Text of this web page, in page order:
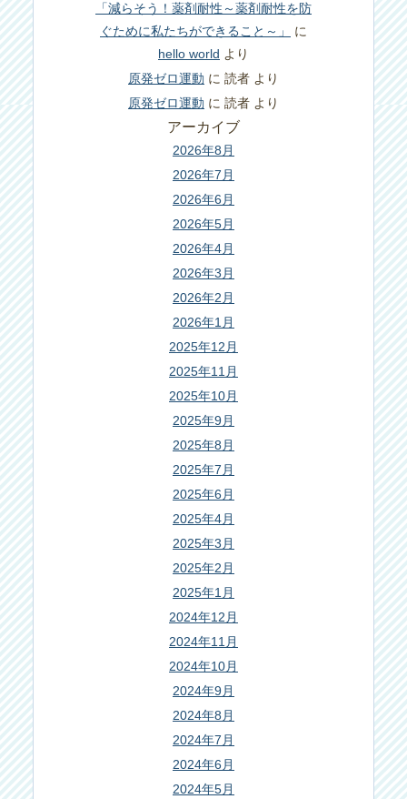
「減らそう！薬剤耐性～薬剤耐性を防
ぐために私たちができること～」
に
hello world より
原発ゼロ運動 に 読者 より
原発ゼロ運動 に 読者 より
アーカイブ
2026年8月
2026年7月
2026年6月
2026年5月
2026年4月
2026年3月
2026年2月
2026年1月
2025年12月
2025年11月
2025年10月
2025年9月
2025年8月
2025年7月
2025年6月
2025年4月
2025年3月
2025年2月
2025年1月
2024年12月
2024年11月
2024年10月
2024年9月
2024年8月
2024年7月
2024年6月
2024年5月